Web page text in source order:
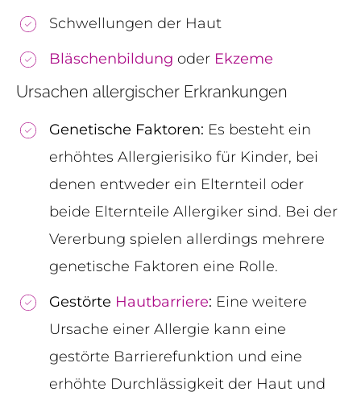
Schwellungen der Haut
Bläschenbildung oder Ekzeme
Ursachen allergischer Erkrankungen
Genetische Faktoren: Es besteht ein
erhöhtes Allergierisiko für Kinder, bei
denen entweder ein Elternteil oder
beide Elternteile Allergiker sind. Bei der
Vererbung spielen allerdings mehrere
genetische Faktoren eine Rolle.
Gestörte Hautbarriere: Eine weitere
Ursache einer Allergie kann eine
gestörte Barrierefunktion und eine
erhöhte Durchlässigkeit der Haut und